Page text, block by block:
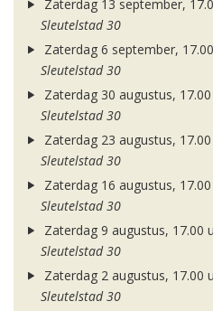
Zaterdag 13 september,
Sleutelstad 30
Zaterdag 6 september,
Sleutelstad 30
Zaterdag 30 augustus,
Sleutelstad 30
Zaterdag 23 augustus,
Sleutelstad 30
Zaterdag 16 augustus,
Sleutelstad 30
Zaterdag 9 augustus, 17.00
Sleutelstad 30
Zaterdag 2 augustus, 17.00
Sleutelstad 30